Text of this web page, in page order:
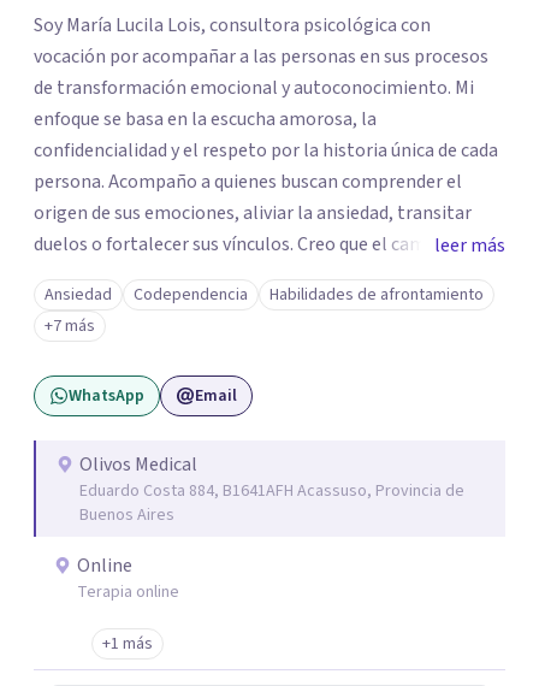
Soy María Lucila Lois, consultora psicológica con
vocación por acompañar a las personas en sus procesos
de transformación emocional y autoconocimiento. Mi
enfoque se basa en la escucha amorosa, la
confidencialidad y el respeto por la historia única de cada
persona. Acompaño a quienes buscan comprender el
origen de sus emociones, aliviar la ansiedad, transitar
duelos o fortalecer sus vínculos. Creo que el camino hacia
una vida más auténtica comienza cuando nos animamos
a mirar hacia adentro y a reconocer las raíces de lo que
sentimos.
leer más
Ansiedad Codependencia
Habilidades de afrontamiento
+7 más
WhatsApp Email
Olivos Medical
Eduardo Costa 884, B1641AFH Acassuso, Provincia de
Buenos Aires
Online
Terapia online
+1 más